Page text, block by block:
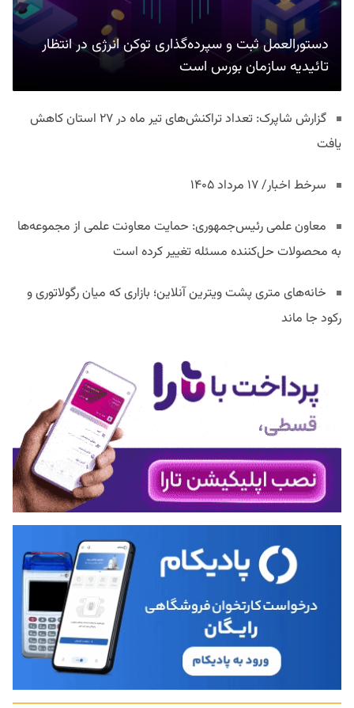
دستورالعمل ثبت و سپرده‌گذاری توکن انرژی در انتظار
تائیدیه سازمان بورس است
گزارش شاپرک: تعداد تراکنش‌های تیر ماه در ۲۷ استان‌ کاهش
یافت
سرخط اخبار/ ۱۷ مرداد ۱۴۰۵
معاون علمی رئیس‌جمهوری: حمایت معاونت علمی از مجموعه‌ها
به محصولات حل‌کننده مسئله تغییر کرده است
خانه‌های متری پشت ویترین آنلاین؛ بازاری که میان رگولاتوری و
رکود جا ماند